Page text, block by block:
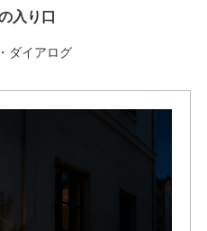
入り口
ダイアログ